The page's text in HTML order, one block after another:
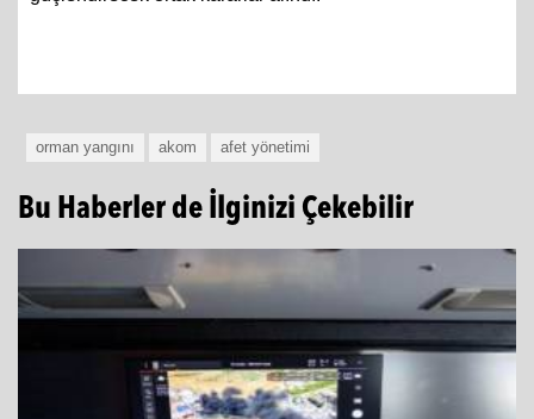
orman yangını akom afet yönetimi
Bu Haberler de İlginizi Çekebilir